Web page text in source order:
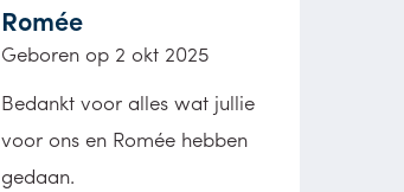
Romée
Geboren op 2 okt 2025
Bedankt voor alles wat jullie
voor ons en Romée hebben
gedaan.